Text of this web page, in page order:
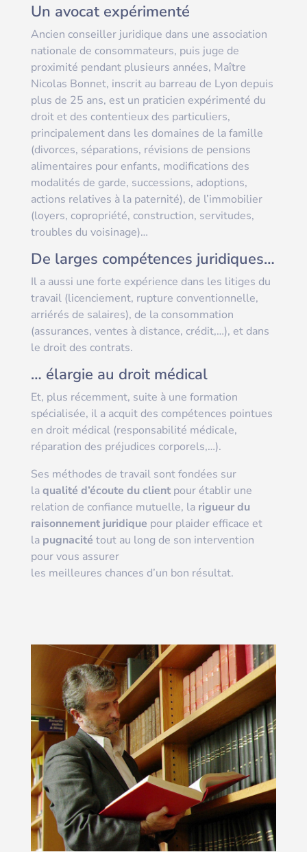
Un avocat expérimenté
Ancien conseiller juridique dans une association
nationale de consommateurs, puis juge de
proximité pendant plusieurs années, Maître
Nicolas Bonnet, inscrit au barreau de Lyon depuis
plus de 25 ans, est un praticien expérimenté du
droit et des contentieux des particuliers,
principalement dans les domaines de la famille
(divorces, séparations, révisions de pensions
alimentaires pour enfants, modifications des
modalités de garde, successions, adoptions,
actions relatives à la paternité), de l’immobilier
(loyers, copropriété, construction, servitudes,
troubles du voisinage)…
De larges compétences juridiques…
Il a aussi une forte expérience dans les litiges du
travail (licenciement, rupture conventionnelle,
arriérés de salaires), de la consommation
(assurances, ventes à distance, crédit,…), et dans
le droit des contrats.
… élargie au droit médical
Et, plus récemment, suite à une formation
spécialisée, il a acquit des compétences pointues
en droit médical (responsabilité médicale,
réparation des préjudices corporels,…).
Ses méthodes de travail sont fondées sur
laqualité d’écoute du client pour établir une
relation de confiance mutuelle, la rigueur du
raisonnement juridique pour plaider efficace et
la pugnacité tout au long de son intervention
pour vous assurer
les meilleures chances d’un bon résultat.